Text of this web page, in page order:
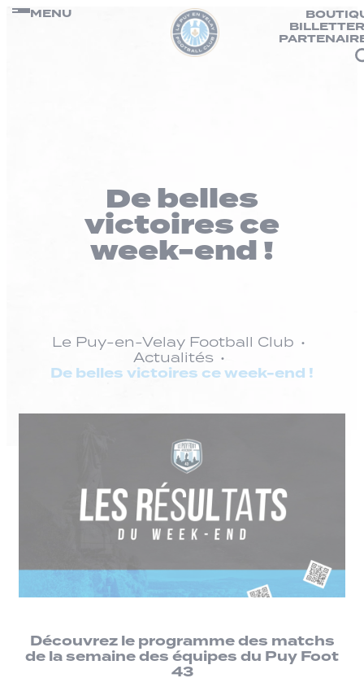
Passer
MENU
De belles
victoires ce
week-end !
Le Puy-en-Velay Football Club
Actualités
De belles victoires ce week-end !
Découvrez le programme des matchs
de la semaine des équipes du Puy Foot
43
Panneau de gestion des cookies